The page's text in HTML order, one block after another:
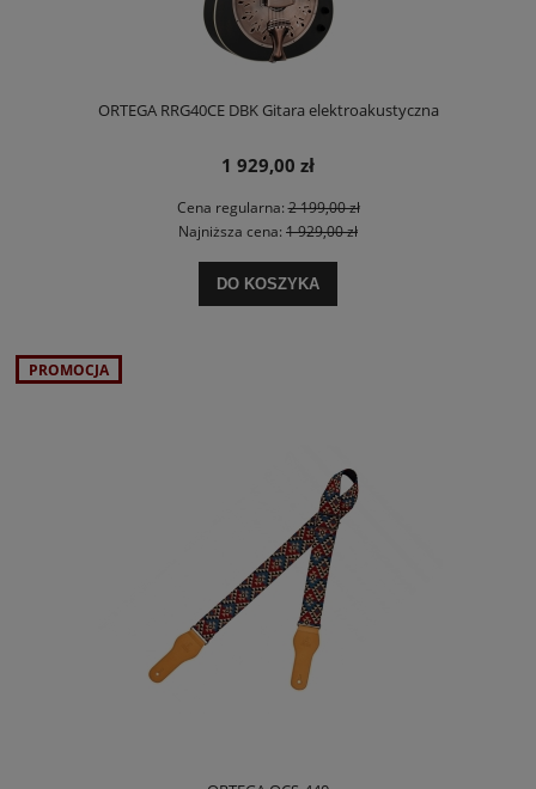
ORTEGA RRG40CE DBK Gitara elektroakustyczna
1 929,00 zł
Cena regularna:2 199,00 zł
Najniższa cena: 1 929,00 zł
DO KOSZYKA
PROMOCJA